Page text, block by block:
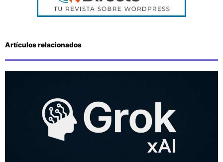
Artículos relacionados